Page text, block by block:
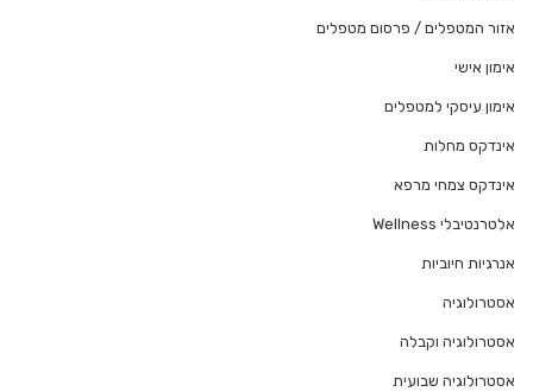
אזור המטפלים / פרסום מטפלים
אימון אישי
אימון עיסקי למטפלים
אינדקס מחלות
אינדקס צמחי מרפא
אלטרנטיבלי Wellness
אנרגיות חיוביות
אסטרולוגיה
אסטרולוגיה וקבלה
אסטרולוגיה שבועית